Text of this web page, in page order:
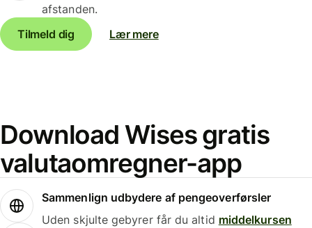
afstanden.
Tilmeld dig
Lær mere
Download Wises gratis
valutaomregner-app
Sammenlign udbydere af pengeoverførsler
Uden skjulte gebyrer får du altid middelkursen